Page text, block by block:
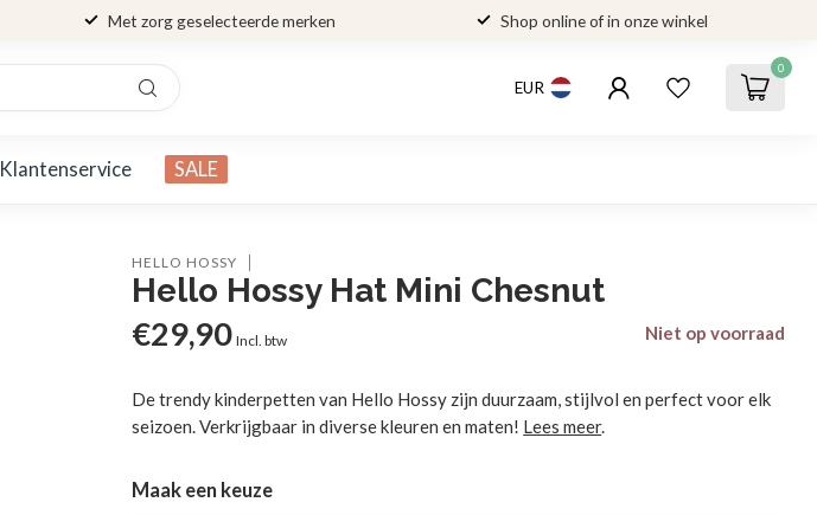
Met zorg geselecteerde merken Shop online of in onze winkel
EUR
0
Klantenservice SALE
HELLO HOSSY
Hello Hossy Hat Mini Chesnut
€29,90 Incl. btw Niet op voorraad
De trendy kinderpetten van Hello Hossy zijn duurzaam, stijlvol en perfect voor elk
seizoen. Verkrijgbaar in diverse kleuren en maten! Lees meer.
Maak een keuze